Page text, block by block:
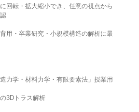
回転・拡大縮小でき、任意の視点から
用・卒業研究・小規模構造の解析に最
力学・材料力学・有限要素法」授業用
3Dトラス解析